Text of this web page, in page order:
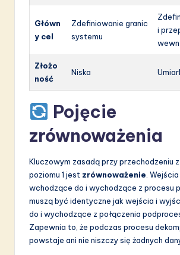
Główn
y cel
Zdefiniowanie granic
systemu
i
Złożo
ność
Niska
Pojęcie
zrównoważenia
Kluczowym zasadą przy przechodzeniu
poziomu 1 jest zrównoważenie.
wchodzące do i wychodzące z procesu
muszą być identyczne jak wejścia i
do i wychodzące z połączenia
Zapewnia to, że podczas procesu
powstaje ani nie niszczy się żadnych